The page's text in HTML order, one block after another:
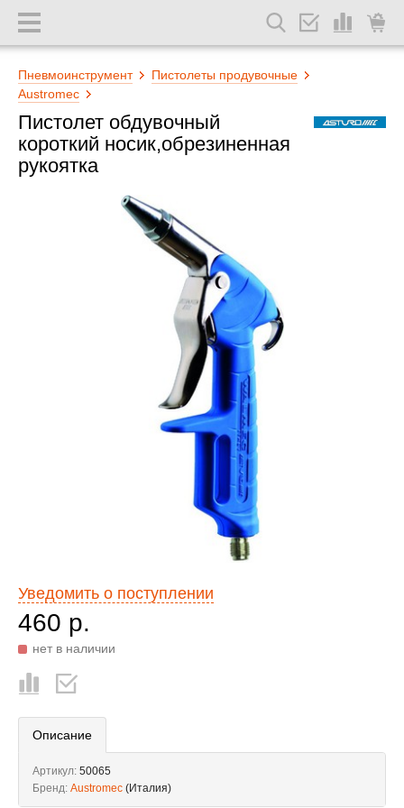
Пневмоинструмент
Пистолеты продувочные
Austromec
Пистолет обдувочный
короткий носик,обрезиненная
рукоятка
Уведомить о поступлении
460 р.
нет в наличии
Описание
Артикул: 50065
Бренд: Austromec (Италия)